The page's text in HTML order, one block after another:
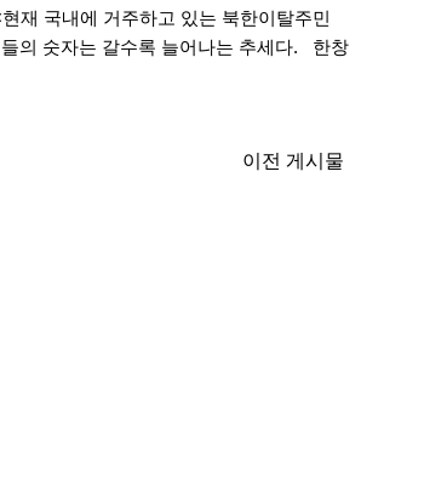
재 국내에 거주하고 있는 북한이탈주민
의 숫자는 갈수록 늘어나는 추세다. 한창
이전 게시물